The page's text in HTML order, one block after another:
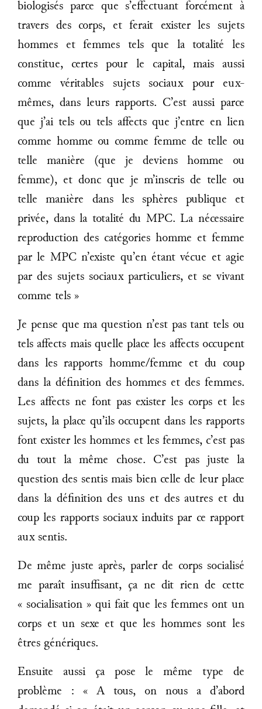
biologisés parce que s’effectuant forcément à
travers des corps, et ferait exister les sujets
hommes et femmes tels que la totalité les
constitue, certes pour le capital, mais aussi
comme véritables sujets sociaux pour eux-
mêmes, dans leurs rapports. C’est aussi parce
que j’ai tels ou tels affects que j’entre en lien
comme homme ou comme femme de telle ou
telle manière (que je deviens homme ou
femme), et donc que je m’inscris de telle ou
telle manière dans les sphères publique et
privée, dans la totalité du MPC. La nécessaire
reproduction des catégories homme et femme
par le MPC n’existe qu’en étant vécue et agie
par des sujets sociaux particuliers, et se vivant
comme tels »
Je pense que ma question n’est pas tant tels ou
tels affects mais quelle place les affects occupent
dans les rapports homme/femme et du coup
dans la définition des hommes et des femmes.
Les affects ne font pas exister les corps et les
sujets, la place qu’ils occupent dans les rapports
font exister les hommes et les femmes, c’est pas
du tout la même chose. C’est pas juste la
question des sentis mais bien celle de leur place
dans la définition des uns et des autres et du
coup les rapports sociaux induits par ce rapport
aux sentis.
De même juste après, parler de corps socialisé
me paraît insuffisant, ça ne dit rien de cette
« socialisation » qui fait que les femmes ont un
corps et un sexe et que les hommes sont les
êtres génériques.
Ensuite aussi ça pose le même type de
problème : « A tous, on nous a d’abord